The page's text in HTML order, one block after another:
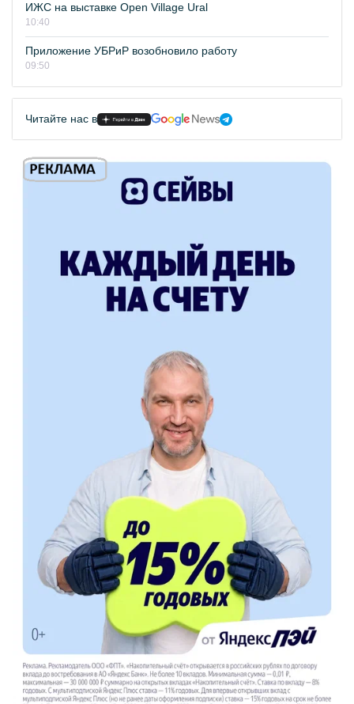
ИЖС на выставке Open Village Ural
10:40
Приложение УБРиР возобновило работу
09:50
Читайте нас в